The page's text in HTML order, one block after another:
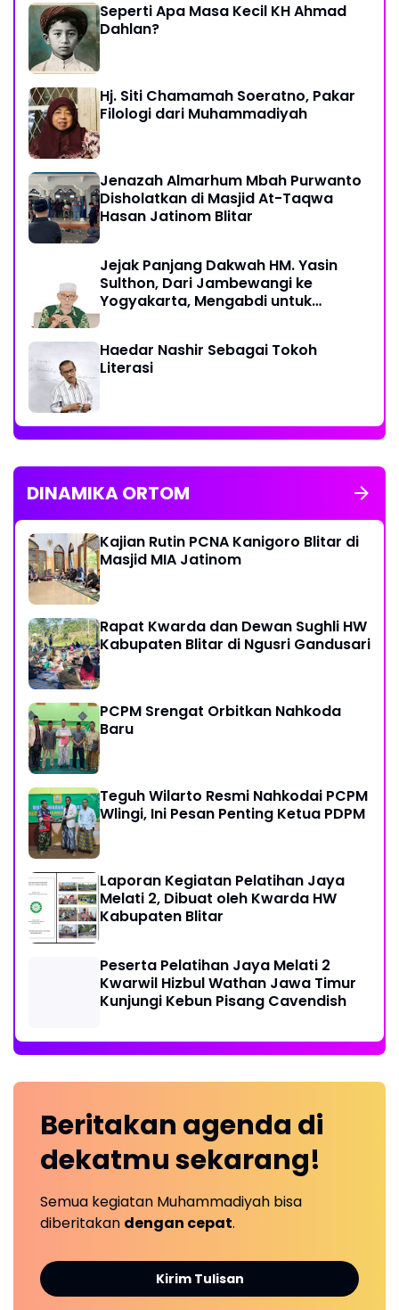
Seperti Apa Masa Kecil KH Ahmad
Dahlan?
Hj. Siti Chamamah Soeratno, Pakar
Filologi dari Muhammadiyah
Jenazah Almarhum Mbah Purwanto
Disholatkan di Masjid At-Taqwa
Hasan Jatinom Blitar
Jejak Panjang Dakwah HM. Yasin
Sulthon, Dari Jambewangi ke
Yogyakarta, Mengabdi untuk
Haedar Nashir Sebagai Tokoh
Literasi
DINAMIKA ORTOM
Kajian Rutin PCNA Kanigoro Blitar di
Masjid MIA Jatinom
Rapat Kwarda dan Dewan Sughli HW
Kabupaten Blitar di Ngusri Gandusari
PCPM Srengat Orbitkan Nahkoda
Baru
Teguh Wilarto Resmi Nahkodai PCPM
Wlingi, Ini Pesan Penting Ketua PDPM
Laporan Kegiatan Pelatihan Jaya
Melati 2, Dibuat oleh Kwarda HW
Kabupaten Blitar
Peserta Pelatihan Jaya Melati 2
Kwarwil Hizbul Wathan Jawa Timur
Kunjungi Kebun Pisang Cavendish
Beritakan agenda di
dekatmusekarang!
Semua kegiatan Muhammadiyah bisa
diberitakan dengan cepat.
Kirim Tulisan